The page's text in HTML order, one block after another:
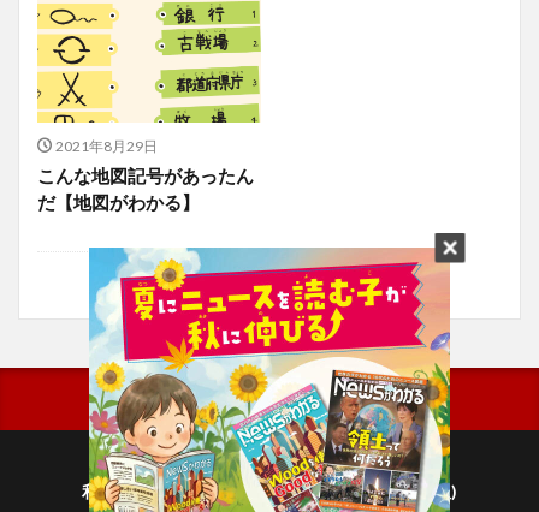
2021年8月29日
こんな地図記号があったん
だ【地図がわかる】
利用規約
プライバシーポリシー(毎日新聞出版)